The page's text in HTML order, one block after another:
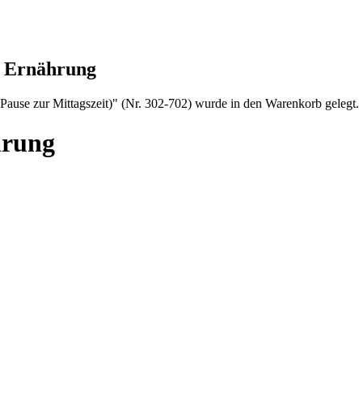
Ernährung
zur Mittagszeit)" (Nr. 302-702) wurde in den Warenkorb gelegt.